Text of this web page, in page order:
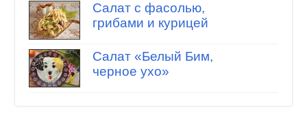
Салат с фасолью,
грибами и курицей
Салат «Белый Бим,
черное ухо»